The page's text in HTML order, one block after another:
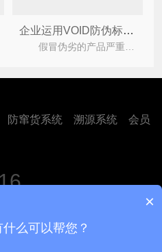
企业运用VOID防伪标签能带来什么优势？
防窜货系统 溯源系统
会员
×
么可以帮您？